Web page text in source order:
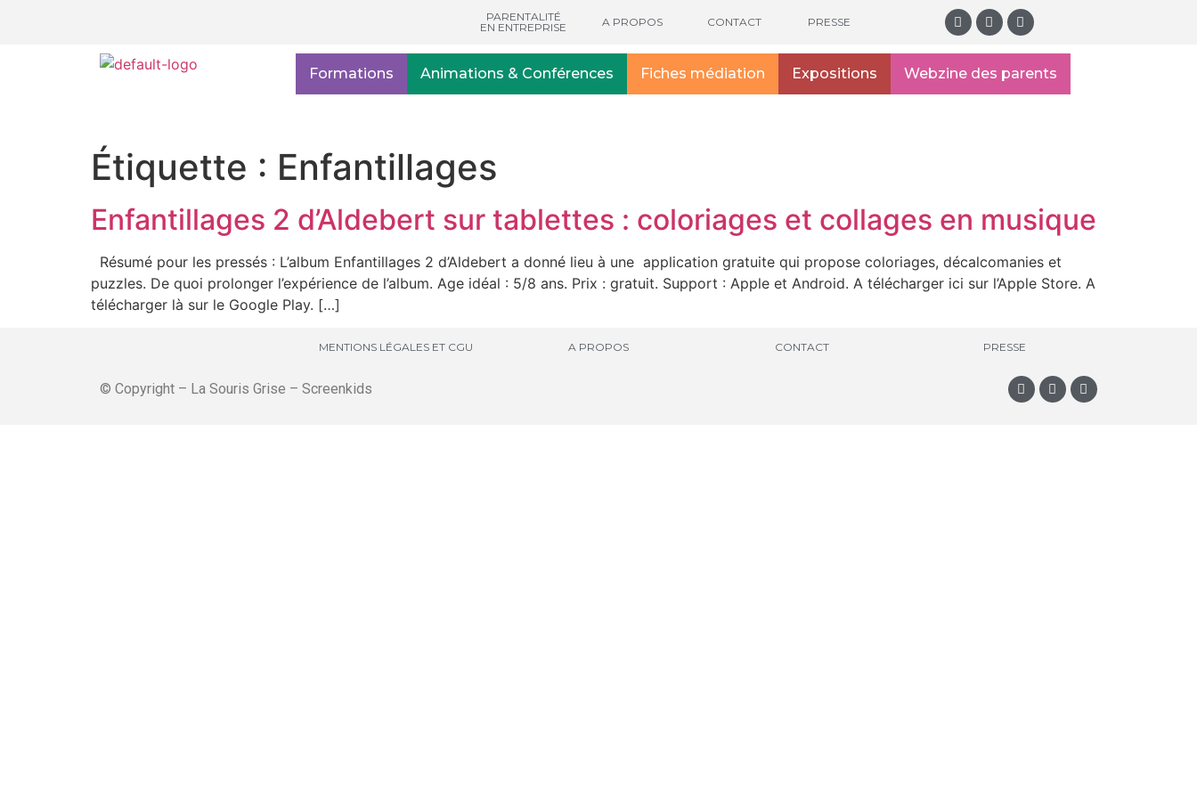
PARENTALITÉ
EN ENTREPRISE
A PROPOS CONTACT PRESSE
Formations Animations & Conférences Fiches médiation Expositions Webzine des parents
Étiquette : Enfantillages
Enfantillages 2 d’Aldebert sur tablettes : coloriages et collages en musique
Résumé pour les pressés : L’album Enfantillages 2 d’Aldebert a donné lieu à une application gratuite qui propose coloriages, décalcomanies et
puzzles. De quoi prolonger l’expérience de l’album. Age idéal : 5/8 ans. Prix : gratuit. Support : Apple et Android. A télécharger ici sur l’Apple Store. A
télécharger là sur le Google Play. […]
MENTIONS LÉGALES ET CGU A PROPOS CONTACT PRESSE
© Copyright – La Souris Grise – Screenkids